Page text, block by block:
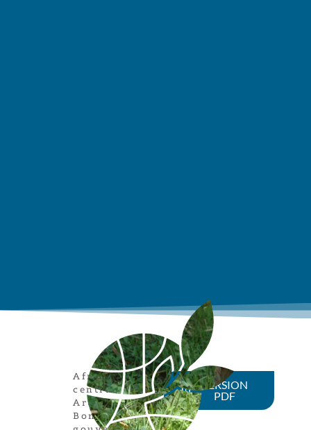
Afrique
centrale,
Article,
Bonne
VERSION
PDF